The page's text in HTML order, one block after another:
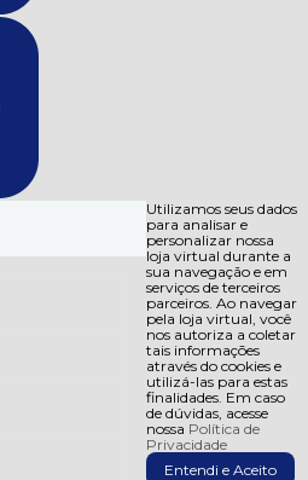
Utilizamos seus dados
para analisar e
personalizar nossa
loja virtual durante a
sua navegação e em
serviços de terceiros
parceiros. Ao navegar
pela loja virtual, você
nos autoriza a coletar
tais informações
através do cookies e
utilizá-las para estas
finalidades. Em caso
de dúvidas, acesse
nossa Política de
Privacidade
Entendi e Aceito